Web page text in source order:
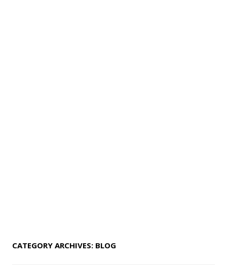
CATEGORY ARCHIVES: BLOG